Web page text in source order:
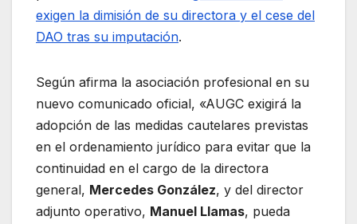
exigen la dimisión de su directora y el cese del
DAO tras su imputación.
Según afirma la asociación profesional en su
nuevo comunicado oficial, «AUGC exigirá la
adopción de las medidas cautelares previstas
en el ordenamiento jurídico para evitar que la
continuidad en el cargo de la directora
general, Mercedes González, y del director
adjunto operativo, Manuel Llamas, pueda